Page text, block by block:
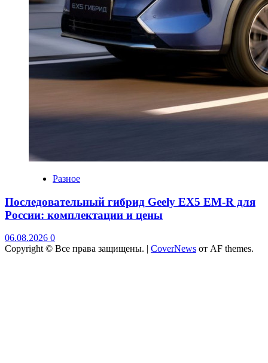
Разное
Последовательный гибрид Geely EX5 EM-R для
России: комплектации и цены
06.08.2026 0
Copyright © Все права защищены. | CoverNews от AF themes.